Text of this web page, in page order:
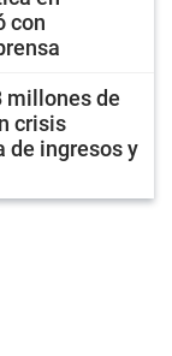
con
millones de
crisis
de ingresos y